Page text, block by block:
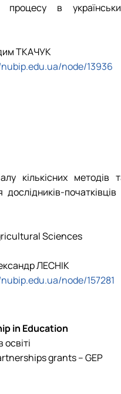
процесу в
ТКАЧУК
node/13936
кількісних методів
початківців
Sciences
ЛЕСНІК
node/157281
in Education
grants – GEP